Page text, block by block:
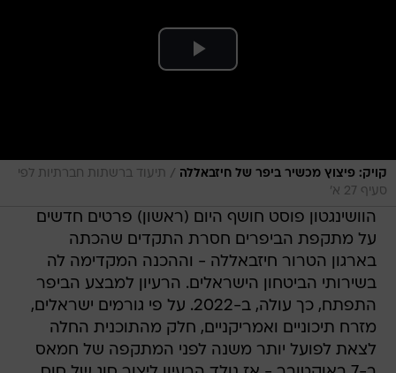
קויק: פיצוץ מכשיר ביפר של חיזבאללה / תיעוד ברשתות חברתיות לפי
סעיף 27 א'
הוושינגטון פוסט חושף היום (ראשון) פרטים חדשים
על מתקפת הביפרים חסרת התקדים שהכתה
בארגון הטרור חיזבאללה - וההכנה המקדימה לה
בשירותי הביטחון הישראלים. הרעיון למבצע הביפר
התפתח, כך עולה, ב-2022. על פי גורמים ישראלים,
מזרח תיכוניים ואמריקניים, חלק מהתוכנית החלה
לצאת לפועל יותר משנה לפני המתקפה של חמאס